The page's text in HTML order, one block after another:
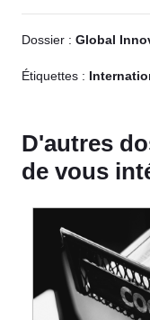
Dossier : Global
Étiquettes :
D'autres
de vous